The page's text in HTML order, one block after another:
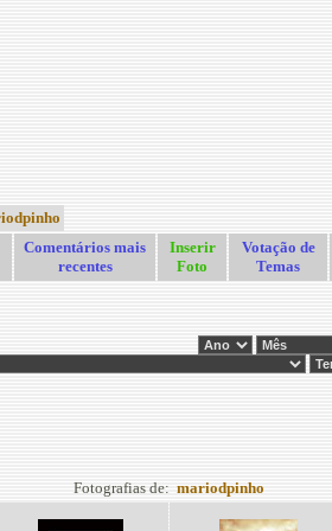
Comentários mais
recentes
Inserir
Foto
Votação de
Temas
Fotografias de: mariodpinho